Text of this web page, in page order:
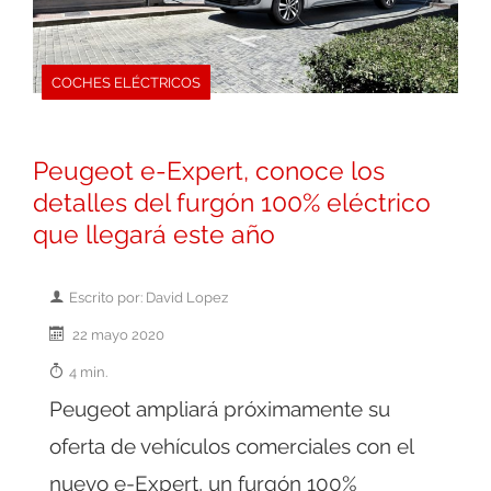
COCHES ELÉCTRICOS
Peugeot e-Expert, conoce los
detalles del furgón 100% eléctrico
que llegará este año
Escrito por: David Lopez
22 mayo 2020
4 min.
Peugeot ampliará próximamente su
oferta de vehículos comerciales con el
nuevo e-Expert, un furgón 100%